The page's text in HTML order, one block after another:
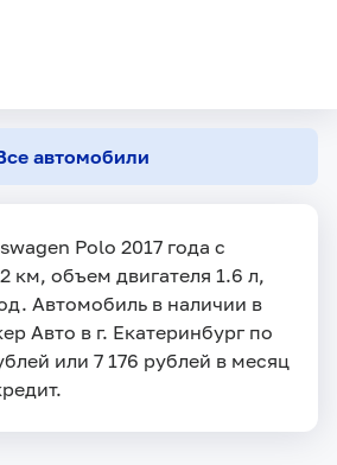
автомобили
Polo 2017 года с
км, объем двигателя 1.6 л,
Автомобиль в наличии в
Авто в г. Екатеринбург по
или 7 176 рублей в месяц